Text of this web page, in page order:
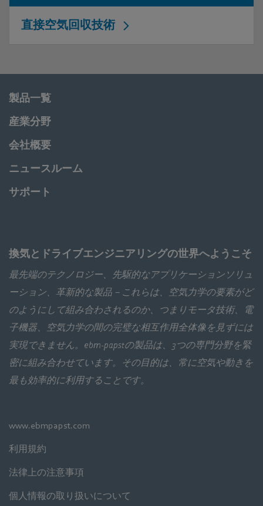
直接空気回収技術
製品一覧
産業分野
会社概要
ニュースルーム
サポート
換気とドライブエンジニアリングの世界へようこそ
最先端のテクノロジー、先駆的なアプリケーションソリュ
ーション、革新的な製品－これらは、空気力学の要素がど
のようにして組み合わされるのか、つまりモータ技術、電
子機器、空気力学の間の完璧な相互作用全体像を見ずには
実現できません。ebm‑papstの製品は、3つの専門分野を緊
密に組み合わせています。その目的は、常に空気や動きを
最も効率的に利用することです。
www.ebmpapst.com
利用規約
法律上の注意事項
個人情報の取り扱いについて